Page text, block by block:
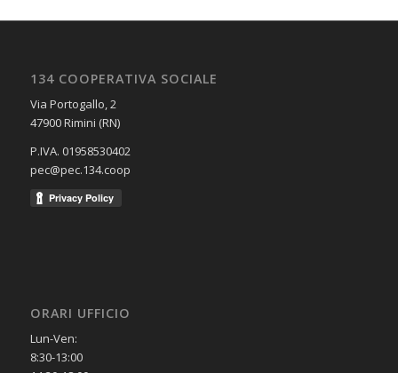
134 COOPERATIVA SOCIALE
Via Portogallo, 2
47900 Rimini (RN)
P.IVA. 01958530402
pec@pec.134.coop
ORARI UFFICIO
Lun-Ven:
8:30-13:00